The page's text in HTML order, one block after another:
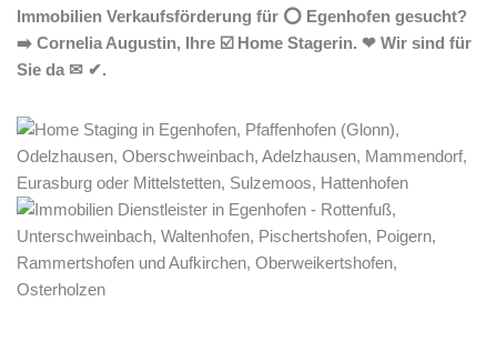
Immobilien Verkaufsförderung für ⭕ Egenhofen gesucht?
➡️ Cornelia Augustin, Ihre ☑️ Home Stagerin. ❤ Wir sind für
Sie da ✉ ✔.